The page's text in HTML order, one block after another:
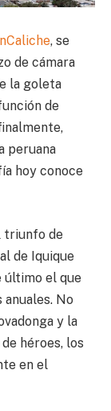
, se
de cámara
la goleta
de
peruana
hoy conoce
triunfo de
de Iquique
último el que
No
y la
héroes, los
en el